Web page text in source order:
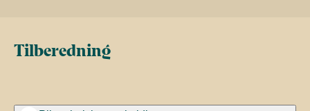
Tilberedning